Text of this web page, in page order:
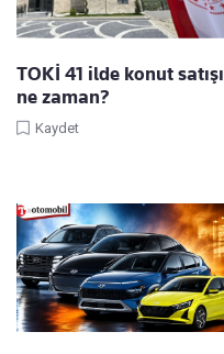
TOKİ 41 ilde konut satışı
ne zaman?
Kaydet